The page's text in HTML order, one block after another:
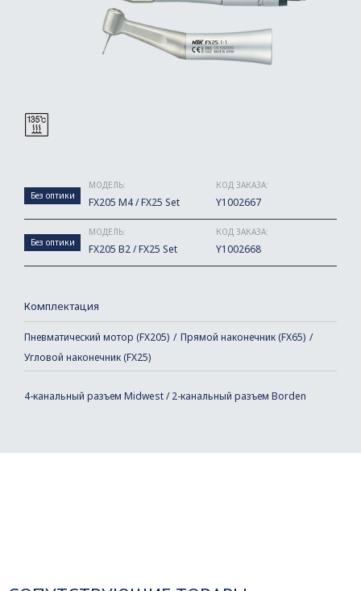
Без оптики
МОДЕЛЬ:
FX205 M4 / FX25 Set
КОД ЗАКАЗА:
Y1002667
Без оптики
МОДЕЛЬ:
FX205 B2 / FX25 Set
КОД ЗАКАЗА:
Y1002668
Комплектация
Пневматический мотор (FX205)
Прямой наконечник (FX65)
Угловой наконечник (FX25)
4-канальный разъем Midwest / 2-канальный разъем Borden